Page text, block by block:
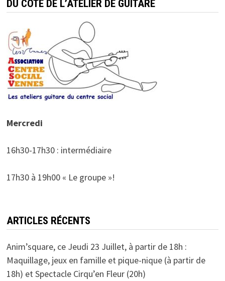
DU COTÉ DE L’ATELIER DE GUITARE
Mercredi
16h30-17h30 : intermédiaire
17h30 à 19h00 « Le groupe »!
ARTICLES RÉCENTS
Anim’square, ce Jeudi 23 Juillet, à partir de 18h :
Maquillage, jeux en famille et pique-nique (à partir de
18h) et Spectacle Cirqu’en Fleur (20h)